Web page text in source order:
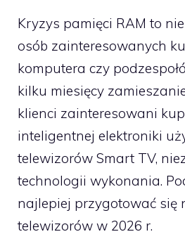
Kryzys pamięci RAM to
osób zainteresowanych
komputera czy
kilku miesięcy
klienci zainteresowani
inteligentnej elektroniki
telewizorów Smart TV,
technologii wykonania.
najlepiej przygotować się
telewizorów w 2026 r.